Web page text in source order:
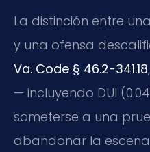
La distinción entre
y una ofensa
Va. Code § 46.2-341.18
— incluyendo DUI
someterse a una
abandonar la